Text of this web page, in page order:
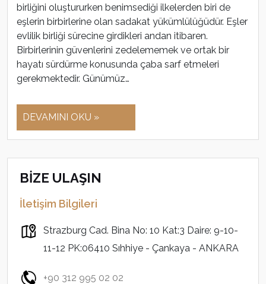
birliğini oluştururken benimsediği ilkelerden biri de
eşlerin birbirlerine olan sadakat yükümlülüğüdür. Eşler
evlilik birliği sürecine girdikleri andan itibaren.
Birbirlerinin güvenlerini zedelememek ve ortak bir
hayatı sürdürme konusunda çaba sarf etmeleri
gerekmektedir. Günümüz…
DEVAMINI OKU »
BİZE ULAŞIN
İletişim Bilgileri
Strazburg Cad. Bina No: 10 Kat:3 Daire: 9-10-
11-12 PK:06410 Sıhhiye - Çankaya - ANKARA
+90 312 995 02 02